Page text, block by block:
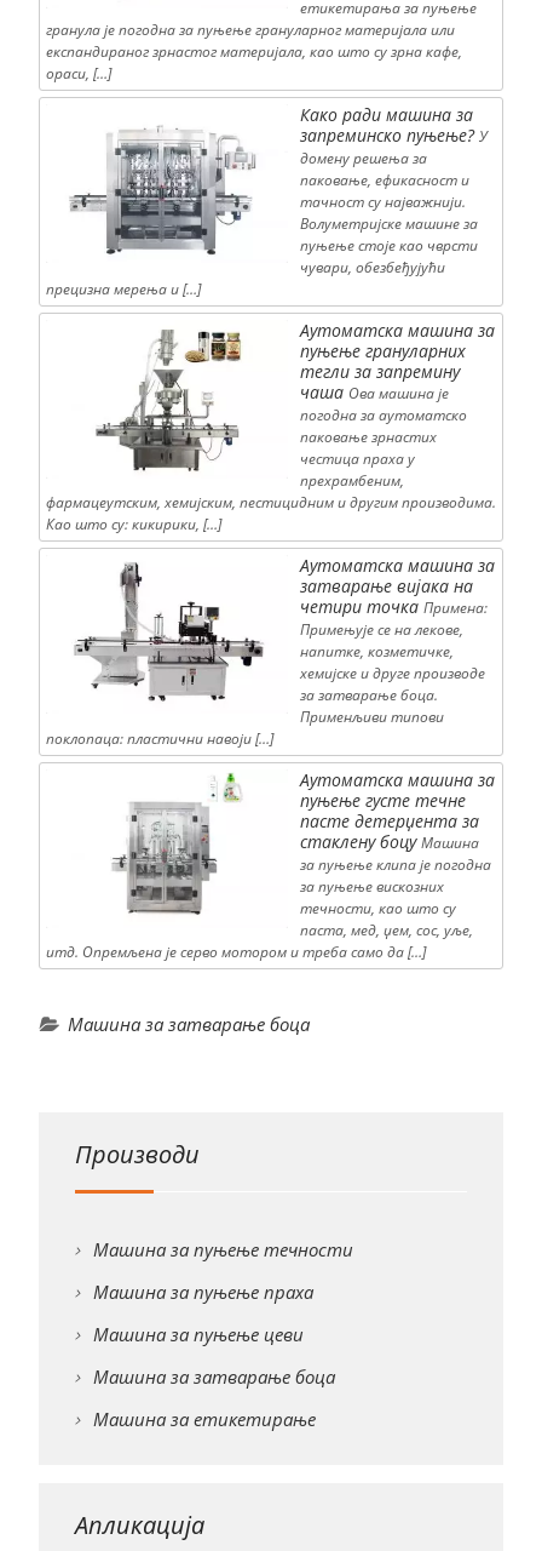
етикетирања за пуњење
гранула је погодна за пуњење грануларног материјала или
експандираног зрнастог материјала, као што су зрна кафе,
ораси, […]
Како ради машина за
запреминско пуњење? У
домену решења за
паковање, ефикасност и
тачност су најважнији.
Волуметријске машине за
пуњење стоје као чврсти
чувари, обезбеђујући
прецизна мерења и […]
Аутоматска машина за
пуњење грануларних
тегли за запремину
чаша Ова машина је
погодна за аутоматско
паковање зрнастих
честица праха у
прехрамбеним,
фармацеутским, хемијским, пестицидним и другим производима.
Као што су: кикирики, […]
Аутоматска машина за
затварање вијака на
четири точка Примена:
Примењује се на лекове,
напитке, козметичке,
хемијске и друге производе
за затварање боца.
Применљиви типови
поклопаца: пластични навоји […]
Аутоматска машина за
пуњење густе течне
пасте детерџента за
стаклену боцу Машина
за пуњење клипа је погодна
за пуњење вискозних
течности, као што су
паста, мед, џем, сос, уље,
итд. Опремљена је серво мотором и треба само да […]
Машина за затварање боца
Производи
Машина за пуњење течности
Машина за пуњење праха
Машина за пуњење цеви
Машина за затварање боца
Машина за етикетирање
Апликација